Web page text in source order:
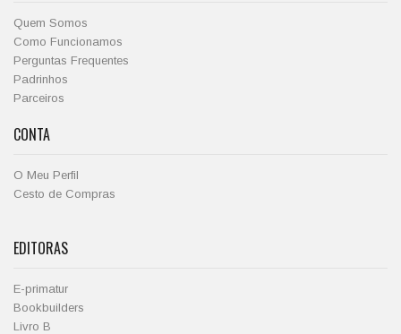
Quem Somos
Como Funcionamos
Perguntas Frequentes
Padrinhos
Parceiros
CONTA
O Meu Perfil
Cesto de Compras
EDITORAS
E-primatur
Bookbuilders
Livro B